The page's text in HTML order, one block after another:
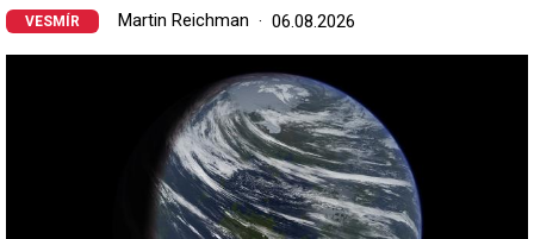
VESMÍR Martin Reichman 06.08.2026